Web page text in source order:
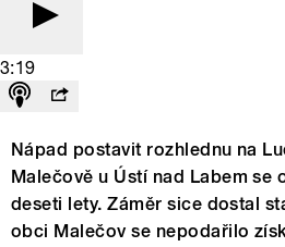
3:19
Nápad postavit rozhlednu na
Malečově u Ústí nad Labem se
deseti lety. Záměr sice dostal
obci Malečov se nepodařilo